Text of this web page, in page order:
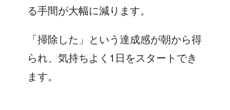
る手間が大幅に減ります。
「掃除した」という達成感が朝から得
られ、気持ちよく1日をスタートでき
ます。